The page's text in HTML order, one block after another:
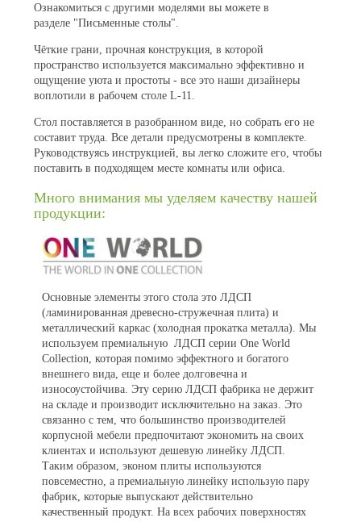
Ознакомиться с другими моделями вы можете в
разделе "Письменные столы".
Чёткие грани, прочная конструкция, в которой
пространство используется максимально эффективно и
ощущение уюта и простоты - все это наши дизайнеры
воплотили в рабочем столе L-11.
Стол поставляется в разобранном виде, но собрать его не
составит труда. Все детали предусмотрены в комплекте.
Руководствуясь инструкцией, вы легко сложите его, чтобы
поставить в подходящем месте комнаты или офиса.
Много внимания мы уделяем качеству нашей
продукции:
Основные элементы этого стола это ЛДСП
(ламинированная древесно-стружечная плита) и
металлический каркас (холодная прокатка металла). Мы
используем премиальную ЛДСП серии One World
Collection, которая помимо эффектного и богатого
внешнего вида, еще и более долговечна и
износоустойчива. Эту серию ЛДСП фабрика не держит
на складе и производит исключительно на заказ. Это
связанно с тем, что большинство производителей
корпусной мебели предпочитают экономить на своих
клиентах и используют дешевую линейку ЛДСП.
Таким образом, эконом плиты используются
повсеместно, а премиальную линейку использую пару
фабрик, которые выпускают действительно
качественный продукт. На всех рабочих поверхностях